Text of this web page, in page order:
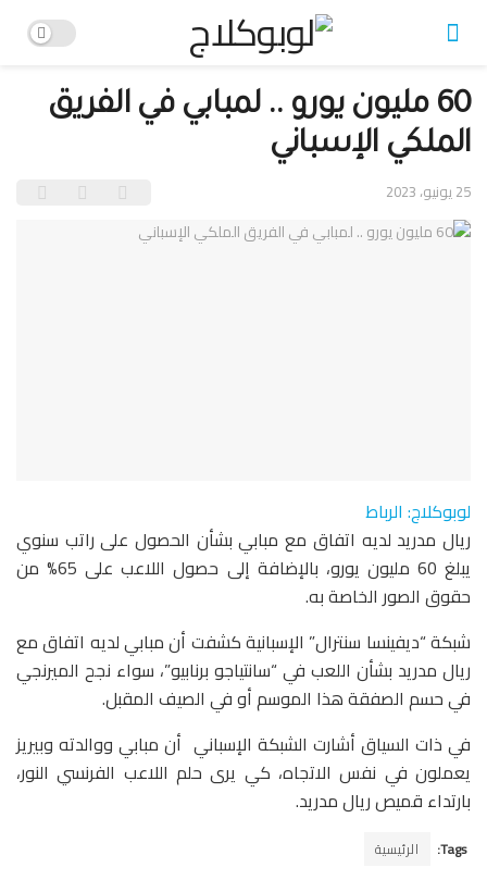
60 مليون يورو .. لمبابي في الفريق
الملكي الإسباني
25 يونيو، 2023
لوبوكلاج: الرباط
ريال مدريد لديه اتفاق مع مبابي بشأن الحصول على راتب سنوي
يبلغ 60 مليون يورو، بالإضافة إلى حصول اللاعب على 65% من
حقوق الصور الخاصة به.
شبكة “ديفينسا سنترال” الإسبانية كشفت أن مبابي لديه اتفاق مع
ريال مدريد بشأن اللعب في “سانتياجو برنابيو”، سواء نجح الميرنجي
في حسم الصفقة هذا الموسم أو في الصيف المقبل.
في ذات السياق أشارت الشبكة الإسباني أن مبابي ووالدته وبيريز
يعملون في نفس الاتجاه، كي يرى حلم اللاعب الفرنسي النور،
بارتداء قميص ريال مدريد.
Tags: الرئيسية